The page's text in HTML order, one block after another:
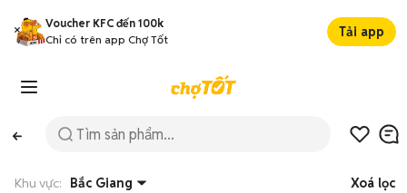
Voucher KFC đến 100k
Chỉ có trên app Chợ Tốt
Tải app
Khu vực: Bắc Giang Xoá lọc